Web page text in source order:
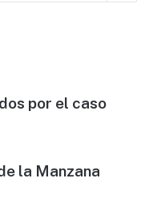
por el caso
la Manzana